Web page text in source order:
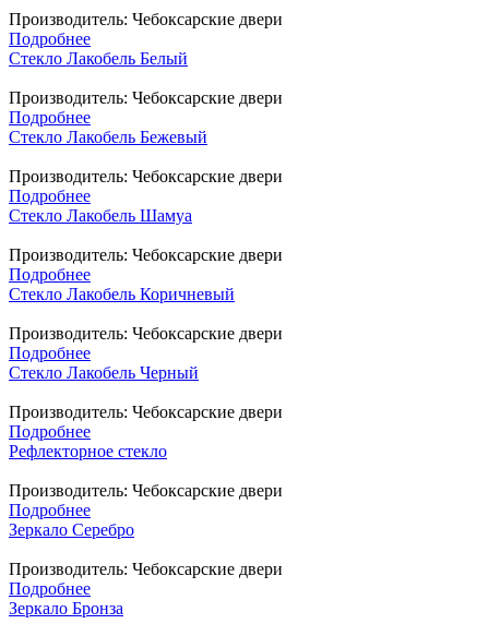
Производитель: Чебоксарские двери
Подробнее
Стекло Лакобель Белый
Производитель: Чебоксарские двери
Подробнее
Стекло Лакобель Бежевый
Производитель: Чебоксарские двери
Подробнее
Стекло Лакобель Шамуа
Производитель: Чебоксарские двери
Подробнее
Стекло Лакобель Коричневый
Производитель: Чебоксарские двери
Подробнее
Стекло Лакобель Черный
Производитель: Чебоксарские двери
Подробнее
Рефлекторное стекло
Производитель: Чебоксарские двери
Подробнее
Зеркало Серебро
Производитель: Чебоксарские двери
Подробнее
Зеркало Бронза